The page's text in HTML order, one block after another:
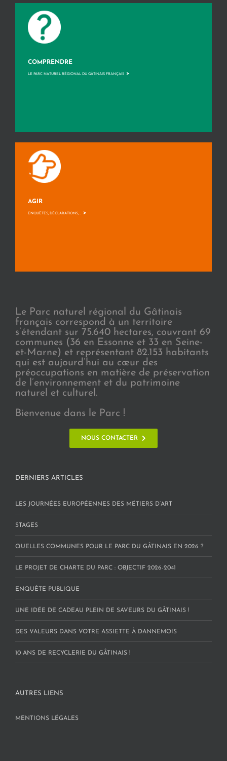
COMPRENDRE
LE PARC NATUREL RÉGIONAL DU GÂTINAIS FRANÇAIS >
AGIR
ENQUÊTES, DÉCLARATIONS, ... >
Le Parc naturel régional du Gâtinais
français correspond à un territoire
s’étendant sur 75.640 hectares, couvrant 69
communes (36 en Essonne et 33 en Seine-
et-Marne) et représentant 82.153 habitants
qui est aujourd’hui au cœur des
préoccupations en matière de préservation
de l’environnement et du patrimoine
naturel et culturel.
Bienvenue dans le Parc !
NOUS CONTACTER
DERNIERS ARTICLES
LES JOURNÉES EUROPÉENNES DES MÉTIERS D’ART
STAGES
QUELLES COMMUNES POUR LE PARC DU GÂTINAIS EN 2026 ?
LE PROJET DE CHARTE DU PARC : OBJECTIF 2026-2041
ENQUÊTE PUBLIQUE
UNE IDÉE DE CADEAU PLEIN DE SAVEURS DU GÂTINAIS !
DES VALEURS DANS VOTRE ASSIETTE À DANNEMOIS
10 ANS DE RECYCLERIE DU GÂTINAIS !
AUTRES LIENS
MENTIONS LÉGALES